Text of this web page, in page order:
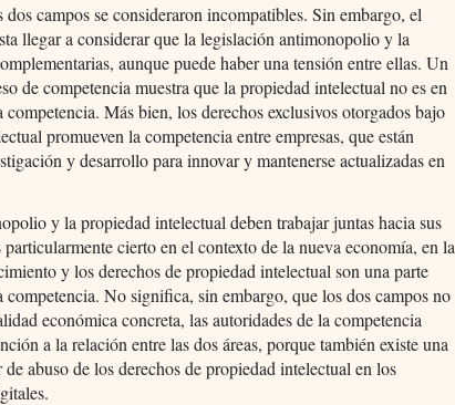
campos se consideraron incompatibles. Sin embargo, el
llegar a considerar que la legislación antimonopolio y la
aunque puede haber una tensión entre ellas. Un
de competencia muestra que la propiedad intelectual no es en
Más bien, los derechos exclusivos otorgados bajo
promueven la competencia entre empresas, que están
y desarrollo para innovar y mantenerse actualizadas en
y la propiedad intelectual deben trabajar juntas hacia sus
cierto en el contexto de la nueva economía, en la
y los derechos de propiedad intelectual son una parte
competencia. No significa, sin embargo, que los dos campos no
económica concreta, las autoridades de la competencia
a la relación entre las dos áreas, porque también existe una
abuso de los derechos de propiedad intelectual en los